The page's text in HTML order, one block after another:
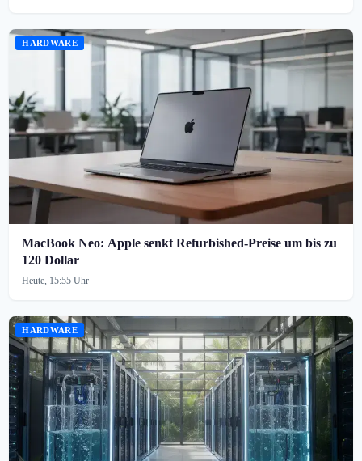
HARDWARE
MacBook Neo: Apple senkt Refurbished-Preise um bis zu
120 Dollar
Heute, 15:55 Uhr
HARDWARE